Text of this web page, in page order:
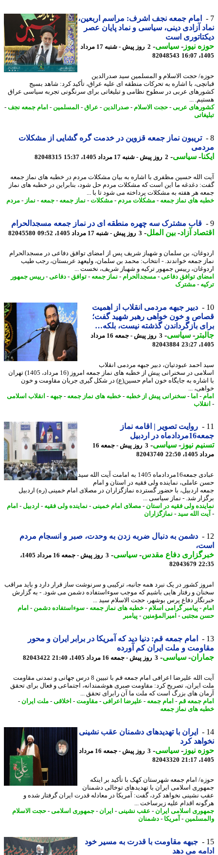
امام جمعه نجف اشرف: مراسم اربعین،
آزادی دینی، سیاسی و نماد پایان عصر
است
نیوز-سیاسی-
2 روز پیش - شنبه 17 مرداد
82048543
حجت الاسلام و المسلمین سید صدرالدین
با اشاره به تحرکات منطقه ای علیه عراق، تأکید کرد: شاهد بسیج
عربی در سطوح نظامی و تبلیغاتی برای سرنگونی تجربه سیاسی عراق
...
عربی- حجت الاسلام-صدرالدین-عراق- المسلمین-امام جمعه نجف -
تریبون نماز جمعه قزوین در خدمت گره گشایی از مشکلات
-سیاسی-2 روز پیش - شنبه 17 مرداد 1405، 15:37 82048315
الله حسین مظفری با اشاره به بیان مشکلات مردم در خطبه های نماز جمعه
دغدغه ما این است که مشکلات مردم حل شود، بنابراین در خطبه های نماز
هر هفته به مشکلات پرداخته می شود تا با ...
های نماز جمعه-مشکلات مردم- مشکلات-نماز جمعه-جمعه-نماز -مردم
قاب مشترک سه چهره منطقه ای در نماز جمعه مسجدالحرام
آزاد - بین الملل-3 روز پیش - شنبه 17 مرداد 1405، 09:52 82045580
بن سلمان و شهباز شریف پس از امضای توافق دفاعی در مسجدالحرام
جمعه خواندند. - انتخاب: محمد بن سلمان، ولیعهد عربستان، رجب طیب
رییس جمهور ترکیه و شهباز شریف، نخست ...
توافق دفاعی-مسجدالحرام- نماز جمعه-توافق-دفاعی-رییس جمهور
-مشترک
دبیر جبهه مردمی انقلاب از اهمیت
و خون خواهی رهبر شهید گفت؛
بازگرداندن گذشته نیست، بلکه…
-سیاسی-
3 روز پیش - جمعه 16 مرداد
82043884
احمد عبودتیان، دبیر جبهه مردمی انقلاب
اسلامی در سخنرانی پیش از خطبه های نماز جمعه امروز (16 مرداد، 1405) تهران
به جایگاه خون امام حسین(ع) در شکل گیری جریان مقاومت و خون
...
-اما - سخنرانی پیش از خطبه-خطبه های نماز جمعه-جبهه-انقلاب اسلامی
روایت تصویر | اقامه نماز
در اردبیل
نیوز-سیاسی-
3 روز پیش - جمعه 16
22:50
82043740
عبادی جمعه16مردادماه 1405 به امامت آیت الله سید
عاملی، نماینده ولی فقیه در استان و امام
اردبیل، با حضور گسترده نمازگزاران در مصلای امام خمینی (ره) اردبیل
شد. - نماز سیاسی ...
ولی فقیه در استان-مصلای امام خمینی-نماینده ولی فقیه -اردبیل -امام
الله سید -نمازگزاران
دشمن به دنبال ضربه زدن به وحدت، صبر و انسجام مردم
دفاع مقدس-سیاسی-
3 روز پیش - جمعه 16 مرداد 1405،
82043679
کشور در یک نبرد همه جانبه، ترکیبی و سرنوشت ساز قرار دارد و باید مراقب
و رفتار هایی باشیم که موجب سوءاستفاده دشمن می شود. - به گزارش
دفاع پرس بوشهر، حجت الاسلام سید ...
-پیامبر گرامی اسلام-خطبه های نماز جمعه-سوءاستفاده دشمن-امام
مجتبی-امیرالمؤمنین-پیامبر
امام جمعه قم: دنیا دید که آمریکا در برابر ایران و محور
و ملت ایران کم آورده
- سیاسی-3 روز پیش - جمعه 16 مرداد 1405، 21:40 82043422
آیت الله علیرضا اعرافی امام جمعه قم با تبیین 8 درس جهانی و تمدنی مقاومت
ایران، تصریح کرد: مقاومت صبری هوشمندانه، اجتماعی و فعال برای تحقق
های بزرگ است که ملت ما آن رابرای تحقق ...
جمعه قم-امام جمعه-علیرضا اعرافی -مقاومت-اخلاقی-ملت ایران -
های نماز جمعه
ایران با تهدیدهای دشمنان عقب نشینی
کرد
نیوز-سیاسی-
3 روز پیش - جمعه 16 مرداد
82043320
امام جمعه شهرستان کهک با تأکید بر اینکه
اسلامی ایران با تهدیدهای توخالی دشمنان
نشینی نخواهد کرد، گفت: آمریکا در معادله قدرت ایران گرفتار شده و
اقدام علیه زیرساخت ...
اسلامی ایران - عقب نشینی-ایران - جمهوری اسلامی-حجت الاسلام
-آمریکا- دشمنان
جبهه مقاومت با قدرت به مسیر خود
می دهد